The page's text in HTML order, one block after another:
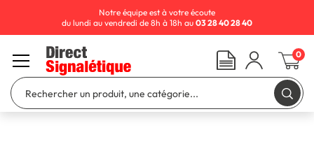
Notre équipe est à votre écoute
du lundi au vendredi de 8h à 18h au 03 28 40 28 40
0